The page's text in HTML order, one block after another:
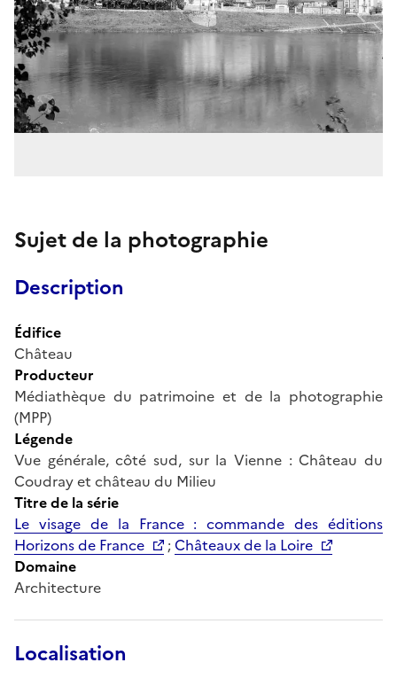
Sujet de la photographie
Description
Édifice
Château
Producteur
Médiathèque du patrimoine et de la photographie
(MPP)
Légende
Vue générale, côté sud, sur la Vienne : Château du
Coudray et château du Milieu
Titre de la série
Le visage de la France : commande des éditions
Horizons de France
;Châteaux de la Loire
Domaine
Architecture
Localisation